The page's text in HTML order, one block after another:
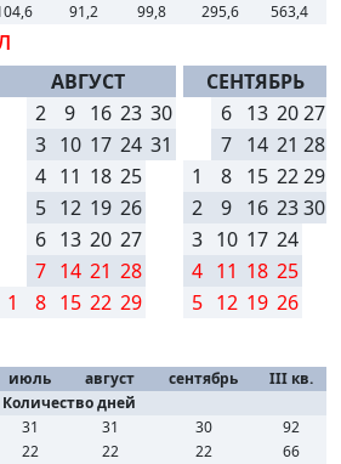
91,2 99,8 295,6 563,4
АВГУСТ
СЕНТЯБРЬ
2 9 16 23 30 6 13 20 27
3 10 17 24 31 7 14 21 28
4 11 18 25 1 8 15 22 29
5 12 19 26 2 9 16 23 30
6 13 20 27 3 10 17 24
7 14 21 28 4 11 18 25
1 8 15 22 29 5 12 19 26
июль август сентябрь
III кв.
Количество дней
31 31 30
92
22 22 22
66